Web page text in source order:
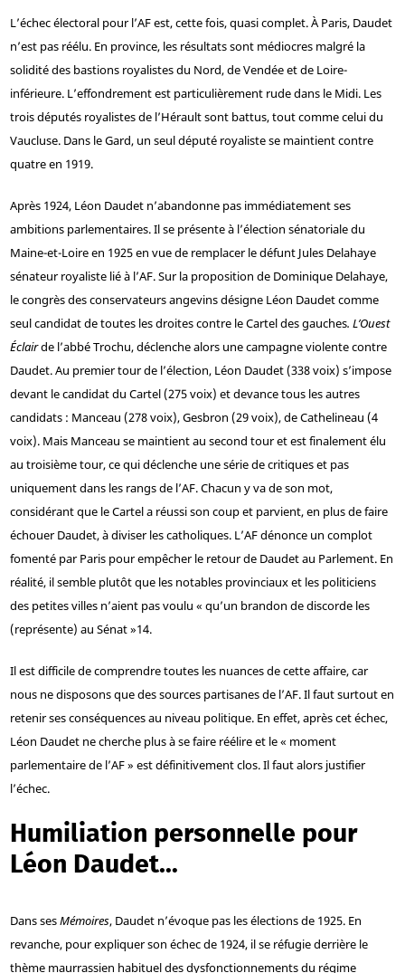
L’échec électoral pour l’AF est, cette fois, quasi complet. À Paris, Daudet
n’est pas réélu. En province, les résultats sont médiocres malgré la
solidité des bastions royalistes du Nord, de Vendée et de Loire-
inférieure. L’effondrement est particulièrement rude dans le Midi. Les
trois députés royalistes de l’Hérault sont battus, tout comme celui du
Vaucluse. Dans le Gard, un seul député royaliste se maintient contre
quatre en 1919.
Après 1924, Léon Daudet n’abandonne pas immédiatement ses
ambitions parlementaires. Il se présente à l’élection sénatoriale du
Maine-et-Loire en 1925 en vue de remplacer le défunt Jules Delahaye
sénateur royaliste lié à l’AF. Sur la proposition de Dominique Delahaye,
le congrès des conservateurs angevins désigne Léon Daudet comme
seul candidat de toutes les droites contre le Cartel des gauches. L’Ouest
Éclairde l’abbé Trochu, déclenche alors une campagne violente contre
Daudet. Au premier tour de l’élection, Léon Daudet (338 voix) s’impose
devant le candidat du Cartel (275 voix) et devance tous les autres
candidats : Manceau (278 voix), Gesbron (29 voix), de Cathelineau (4
voix). Mais Manceau se maintient au second tour et est finalement élu
au troisième tour, ce qui déclenche une série de critiques et pas
uniquement dans les rangs de l’AF. Chacun y va de son mot,
considérant que le Cartel a réussi son coup et parvient, en plus de faire
échouer Daudet, à diviser les catholiques. L’AF dénonce un complot
fomenté par Paris pour empêcher le retour de Daudet au Parlement. En
réalité, il semble plutôt que les notables provinciaux et les politiciens
des petites villes n’aient pas voulu « qu’un brandon de discorde les
(représente) au Sénat »14.
Il est difficile de comprendre toutes les nuances de cette affaire, car
nous ne disposons que des sources partisanes de l’AF. Il faut surtout en
retenir ses conséquences au niveau politique. En effet, après cet échec,
Léon Daudet ne cherche plus à se faire réélire et le « moment
parlementaire de l’AF » est définitivement clos. Il faut alors justifier
l’échec.
Humiliation personnelle pour
Léon Daudet…
Dans sesMémoires, Daudet n’évoque pas les élections de 1925. En
revanche, pour expliquer son échec de 1924, il se réfugie derrière le
thème maurrassien habituel des dysfonctionnements du régime